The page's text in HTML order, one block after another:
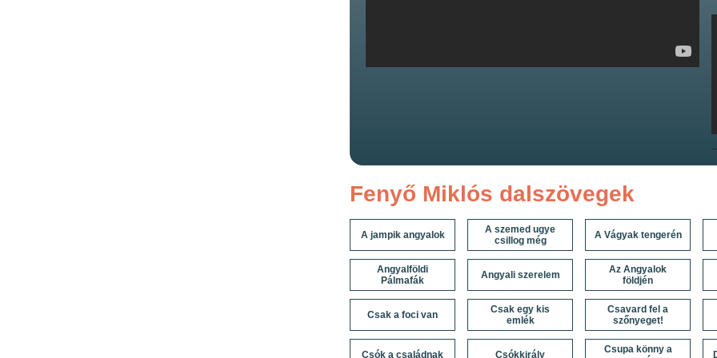
Fenyő Miklós dalszövegek
A jampik angyalok
A szemed ugye
csillog még
A Vágyak tengerén
Angyalföldi
Pálmafák
Angyali szerelem
Az Angyalok
földjén
Csak a foci van
Csak egy kis
emlék
Csavard fel a
szőnyeget!
Csók a családnak Csókkirály
Csupa könny a